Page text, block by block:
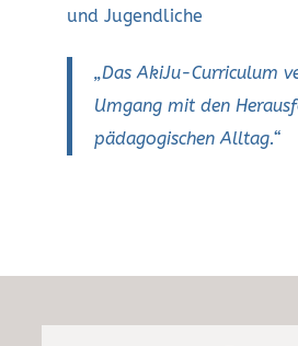
und Jugendliche
„Das AkiJu-Curriculum
Umgang mit den
pädagogischen Alltag.“